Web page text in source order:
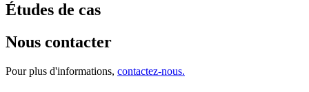
Études de cas
Nous contacter
Pour plus d'informations, contactez-nous.